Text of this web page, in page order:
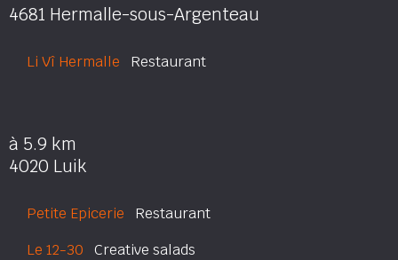
4681 Hermalle-sous-Argenteau
Li Vî Hermalle Restaurant
à 5.9 km
4020 Luik
Petite Epicerie Restaurant
Le 12-30 Creative salads